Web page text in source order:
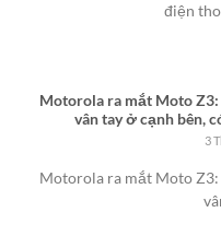
điện
Motorola ra mắt Moto Z3:
vân tay ở cạnh bên,
3
Motorola ra mắt Moto Z3: